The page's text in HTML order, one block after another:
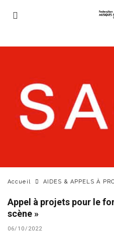
Accueil AIDES & APPELS À
Appel à projets pour le
scène »
06/10/2022